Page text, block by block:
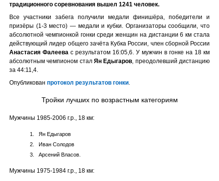
традиционного соревнования вышел 1241 человек.
Все участники забега получили медали финишёра, победители и
призёры (1-3 место) — медали и кубки. Организаторы сообщили, что
абсолютной чемпионкой гонки среди женщин на дистанции 6 км стала
действующий лидер общего зачёта Кубка России, член сборной России
Анастасия Фалеева с результатом 16:05,6. У мужчин в гонке на 18 км
абсолютным чемпионом стал Ян Едыгаров , преодолевший дистанцию
за 44:11,4.
Опубликован протокол результатов гонки
Тройки лучших по возрастным категориям
Мужчины 1985-2006 г.р., 18 км:
Ян Едыгаров
Иван Солодов
Арсений Власов.
Мужчины 1975-1984 г.р., 18 км: